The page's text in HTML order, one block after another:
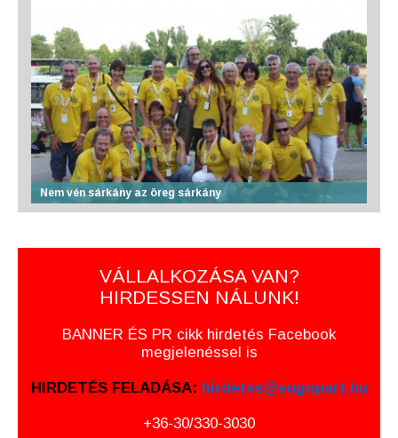
Nem vén sárkány az öreg sárkány
VÁLLALKOZÁSA VAN?
HIRDESSEN NÁLUNK!
BANNER ÉS PR cikk hirdetés Facebook
megjelenéssel is
HIRDETÉS FELADÁSA: hirdetes@sugopart.hu
+36-30/330-3030